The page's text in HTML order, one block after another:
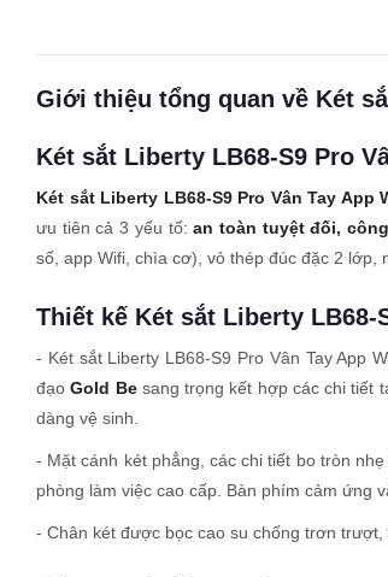
Giới thiệu tổng quan về Két
Két sắt Liberty LB68-S9 Pro
Két sắt Liberty LB68-S9 Pro Vân Tay App
ưu tiên cả 3 yếu tố:an toàn tuyệt đối,
số, app Wifi, chìa cơ), vỏ thép đúc đặc 2 lớp,
Thiết kế Két sắt Liberty LB68-
- Két sắt Liberty LB68-S9 Pro Vân Tay App
đạoGold Besang trọng kết hợp các chi tiết
dàng vệ sinh.
- Mặt cánh két phẳng, các chi tiết bo tròn
phòng làm việc cao cấp. Bàn phím cảm ứng
- Chân két được bọc cao su chống trơn